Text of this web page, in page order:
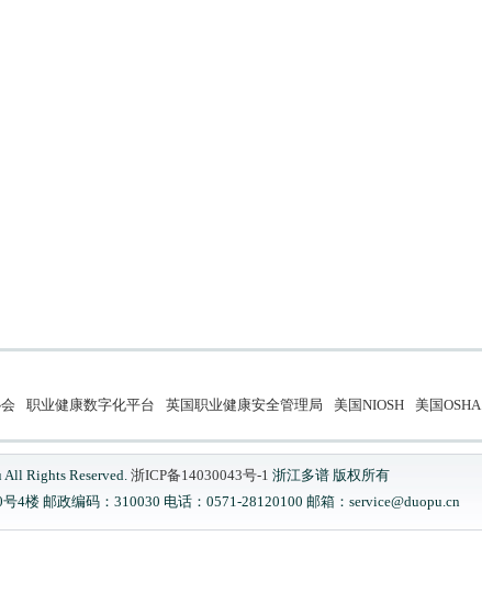
职业健康数字化平台 英国职业健康安全管理局 美国NIOSH 美国OSHA
Rights Reserved. 浙ICP备14030043号-1 浙江多谱 版权所有
4楼 邮政编码：310030 电话：0571-28120100 邮箱：service@duopu.cn